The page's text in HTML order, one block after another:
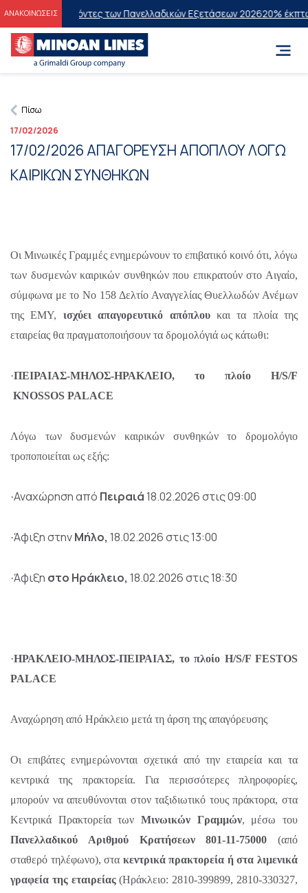
ΑΝΑΚΟΙΝΩΣΕΙΣ
στους Επιτυχόντες των Πανελλαδικών Εξετάσεων 202620%
Πίσω
17/02/2026
17/02/2026 ΑΠΑΓΟΡΕΥΣΗ ΑΠΟΠΛΟΥ ΛΟΓΩ
ΚΑΙΡΙΚΩΝ ΣΥΝΘΗΚΩΝ
Οι Μινωικές Γραμμές ενημερώνουν το επιβατικό κοινό ότι, λόγω
των δυσμενών καιρικών συνθηκών που επικρατούν στο Αιγαίο,
σύμφωνα με το No 158 Δελτίο Αναγγελίας Θυελλωδών Ανέμων
της ΕΜΥ, ισχύει απαγορευτικό απόπλουκαι τα πλοία της
εταιρείας θα πραγματοποιήσουν τα δρομολόγιά ως κάτωθι:
·ΠΕΙΡΑΙΑΣ-ΜΗΛΟΣ-ΗΡΑΚΛΕΙΟ, το πλοίο H/S/F
KNOSSOS PALACE
Λόγω των δυσμενών καιρικών συνθηκών το δρομολόγιο
τροποποιείται ως εξής:
·Αναχώρησηαπό Πειραιά18.02.2026 στις 09:00
·Άφιξη στηνΜήλο, 18.02.2026 στις 13:00
·Άφιξη στο Ηράκλειο, 18.02.2026 στις 18:30
·ΗΡΑΚΛΕΙΟ-ΜΗΛΟΣ-ΠΕΙΡΑΙΑΣ, το πλοίο H/S/F FESTOS
PALACE
Αναχώρηση από Ηράκλειο μετά τη άρση της απαγόρευσης
Οι επιβάτες ενημερώνονται σχετικά από την εταιρεία και τα
κεντρικά της πρακτορεία. Για περισσότερες πληροφορίες,
μπορούν να απευθύνονται στον ταξιδιωτικό τους πράκτορα, στα
Κεντρικά Πρακτορεία των Μινωικών Γραμμών, μέσω του
Πανελλαδικού Αριθμού Κρατήσεων 801-11-75000 (από
σταθερό τηλέφωνο), στα κεντρικά πρακτορεία ή στα λιμενικά
γραφεία της εταιρείας(Ηράκλειο: 2810-399899, 2810-330327,